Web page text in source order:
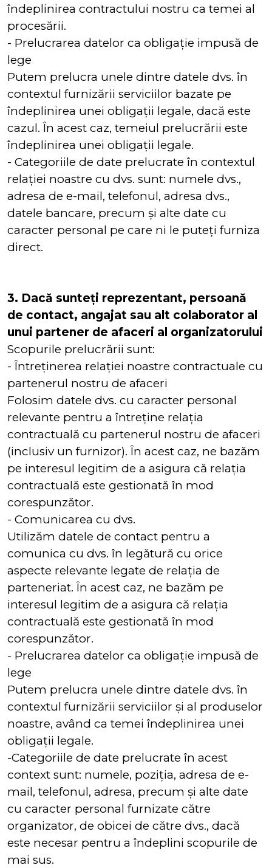
îndeplinirea contractului nostru ca temei al
procesării.
- Prelucrarea datelor ca obligație impusă de
lege
Putem prelucra unele dintre datele dvs. în
contextul furnizării serviciilor bazate pe
îndeplinirea unei obligații legale, dacă este
cazul. În acest caz, temeiul prelucrării este
îndeplinirea unei obligații legale.
- Categoriile de date prelucrate în contextul
relației noastre cu dvs. sunt: numele dvs.,
adresa de e-mail, telefonul, adresa dvs.,
datele bancare, precum și alte date cu
caracter personal pe care ni le puteți furniza
direct.
3. Dacă sunteți reprezentant, persoană
de contact, angajat sau alt colaborator al
unui partener de afaceri al organizatorului
Scopurile prelucrării sunt:
- Întreținerea relației noastre contractuale cu
partenerul nostru de afaceri
Folosim datele dvs. cu caracter personal
relevante pentru a întreține relația
contractuală cu partenerul nostru de afaceri
(inclusiv un furnizor). În acest caz, ne bazăm
pe interesul legitim de a asigura că relația
contractuală este gestionată în mod
corespunzător.
- Comunicarea cu dvs.
Utilizăm datele de contact pentru a
comunica cu dvs. în legătură cu orice
aspecte relevante legate de relația de
parteneriat. În acest caz, ne bazăm pe
interesul legitim de a asigura că relația
contractuală este gestionată în mod
corespunzător.
- Prelucrarea datelor ca obligație impusă de
lege
Putem prelucra unele dintre datele dvs. în
contextul furnizării serviciilor și al produselor
noastre, având ca temei îndeplinirea unei
obligații legale.
-Categoriile de date prelucrate în acest
context sunt: numele, poziția, adresa de e-
mail, telefonul, adresa, precum și alte date
cu caracter personal furnizate către
organizator, de obicei de către dvs., dacă
este necesar pentru a îndeplini scopurile de
mai sus.